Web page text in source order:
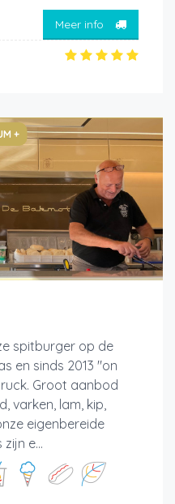
Meer info
+
spitburger op de
en sinds 2013 "on
Groot aanbod
varken, lam, kip,
eigenbereide
e...